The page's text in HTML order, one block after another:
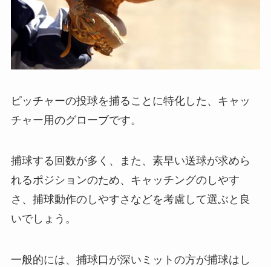
ピッチャーの投球を捕ることに特化した、キャッ
チャー用のグローブです。
捕球する回数が多く、また、素早い送球が求めら
れるポジションのため、キャッチングのしやす
さ、捕球動作のしやすさなどを考慮して選ぶと良
いでしょう。
一般的には、捕球口が深いミットの方が捕球はし